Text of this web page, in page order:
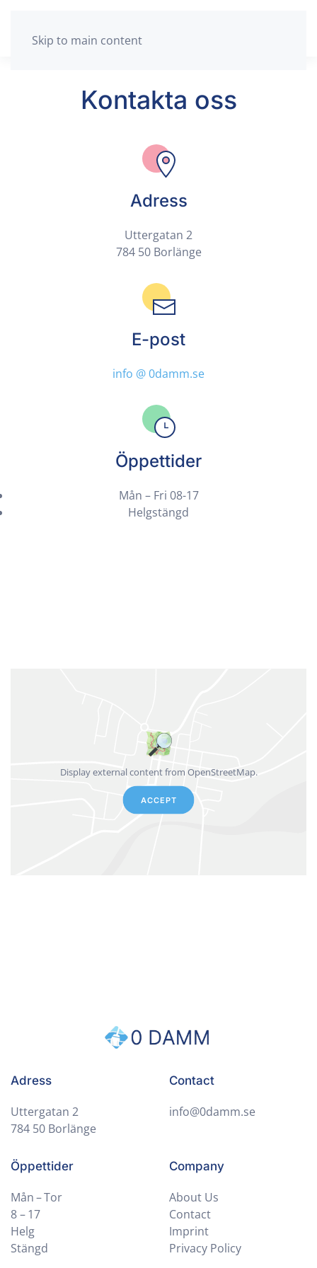
Skip to main content
Kontakta oss
Adress
Uttergatan 2
784 50 Borlänge
E-post
info @ 0damm.se
Öppettider
Mån – Fri 08-17
Helgstängd
Display external content from OpenStreetMap.
ACCEPT
Adress
Uttergatan 2
784 50 Borlänge
Contact
info@0damm.se
Öppettider
Mån – Tor
8 – 17
Helg
Stängd
Company
About Us
Contact
Imprint
Privacy Policy